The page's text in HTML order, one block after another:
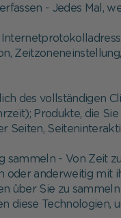
- Jedes Mal,
des vollständigen
Produkte, die
Seiten,
sammeln - Von Zeit
oder anderweitig
über Sie zu
diese